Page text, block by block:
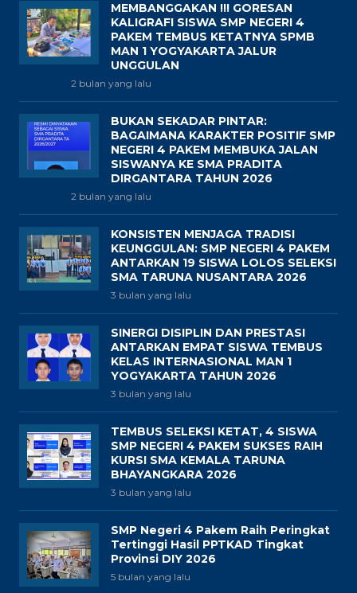
MEMBANGGAKAN !!! GORESAN
KALIGRAFI SISWA SMP NEGERI 4
PAKEM TEMBUS KETATNYA SPMB
MAN 1 YOGYAKARTA JALUR
UNGGULAN
2 bulan yang lalu
BUKAN SEKADAR PINTAR:
BAGAIMANA KARAKTER POSITIF SMP
NEGERI 4 PAKEM MEMBUKA JALAN
SISWANYA KE SMA PRADITA
DIRGANTARA TAHUN 2026
2 bulan yang lalu
KONSISTEN MENJAGA TRADISI
KEUNGGULAN: SMP NEGERI 4 PAKEM
ANTARKAN 19 SISWA LOLOS SELEKSI
SMA TARUNA NUSANTARA 2026
3 bulan yang lalu
SINERGI DISIPLIN DAN PRESTASI
ANTARKAN EMPAT SISWA TEMBUS
KELAS INTERNASIONAL MAN 1
YOGYAKARTA TAHUN 2026
3 bulan yang lalu
TEMBUS SELEKSI KETAT, 4 SISWA
SMP NEGERI 4 PAKEM SUKSES RAIH
KURSI SMA KEMALA TARUNA
BHAYANGKARA 2026
3 bulan yang lalu
SMP Negeri 4 Pakem Raih Peringkat
Tertinggi Hasil PPTKAD Tingkat
Provinsi DIY 2026
5 bulan yang lalu